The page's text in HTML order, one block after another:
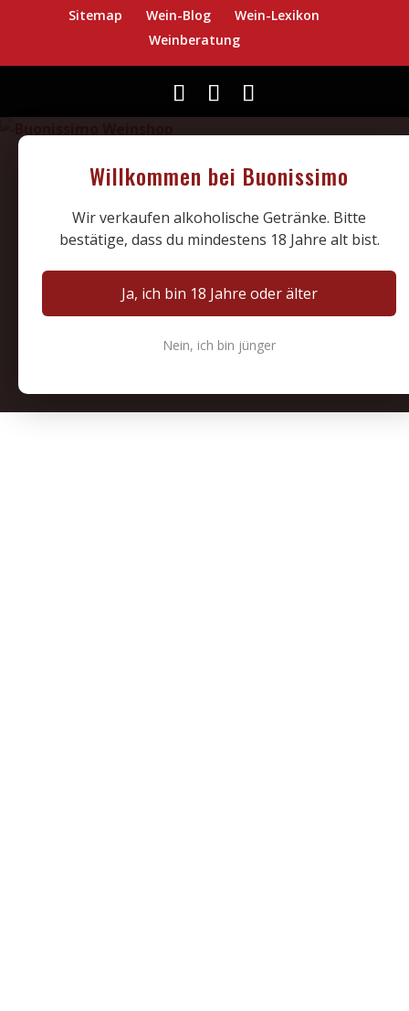
Sitemap
Wein-Blog
Wein-Lexikon
Weinberatung
Willkommen bei Buonissimo
Wir verkaufen alkoholische Getränke. Bitte
bestätige, dass du mindestens 18 Jahre alt bist.
Ja, ich bin 18 Jahre oder älter
Nein, ich bin jünger